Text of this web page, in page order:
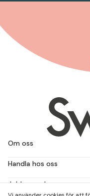
Om oss
Handla hos oss
Jobba med oss